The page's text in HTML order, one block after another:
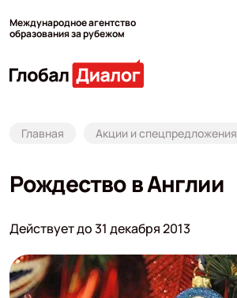
Международное агентство
образования за рубежом
Главная Акции и спецпредложения
Рождество в Англии
Действует до 31 декабря 2013